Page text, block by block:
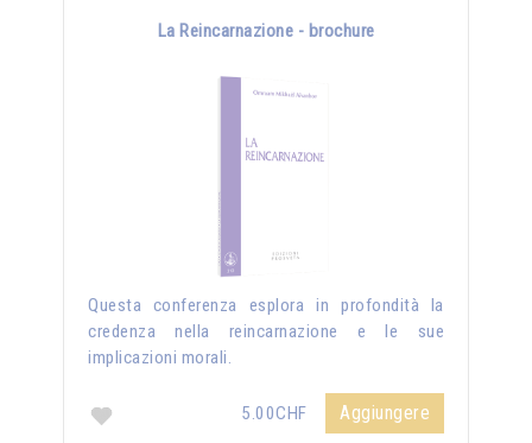
La Reincarnazione - brochure
Questa conferenza esplora in profondità la
credenza nella reincarnazione e le sue
implicazioni morali.
5.00CHF Aggiungere